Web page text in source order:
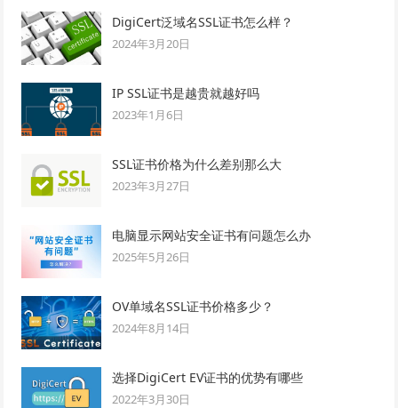
DigiCert泛域名SSL证书怎么样？
2024年3月20日
IP SSL证书是越贵就越好吗
2023年1月6日
SSL证书价格为什么差别那么大
2023年3月27日
电脑显示网站安全证书有问题怎么办
2025年5月26日
OV单域名SSL证书价格多少？
2024年8月14日
选择DigiCert EV证书的优势有哪些
2022年3月30日